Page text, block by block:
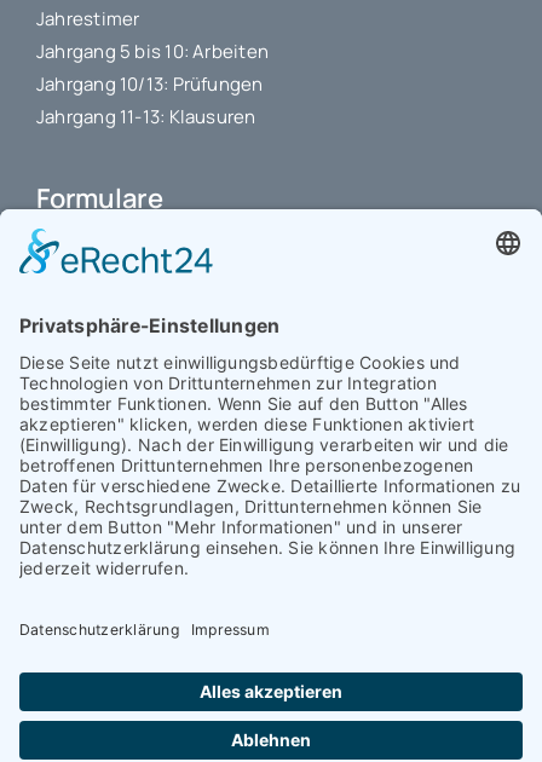
Jahrestimer
Jahrgang 5 bis 10: Arbeiten
Jahrgang 10/13: Prüfungen
Jahrgang 11-13: Klausuren
Formulare
Schulbuchkauf Schuljahr 2026-2027
Antrag auf Erstattung von Auslagen
Interner L-S-Beschwerdezettel
Antrag auf Freistellung vom Unterricht
Antrag für selbstständigen Heimweg bei Unwohlsein
(ab Jg. 9)
Antrag 10GL Pausenregelung
Datenschutz-Information
IT-Nutzungsvereinbarung
Schülerbetriebspraktikum Jg. 8-10
KontaktIImpressumIDatenschutzerklärung